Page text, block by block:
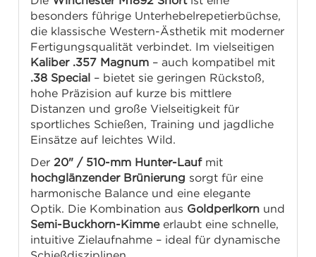
besonders führige Unterhebelrepetierbüchse,
die klassische Western-Ästhetik mit moderner
Fertigungsqualität verbindet. Im vielseitigen
Kaliber .357 Magnum – auch kompatibel mit
.38 Special – bietet sie geringen Rückstoß,
hohe Präzision auf kurze bis mittlere
Distanzen und große Vielseitigkeit für
sportliches Schießen, Training und jagdliche
Einsätze auf leichtes Wild.
Der20" / 510-mm Hunter-Laufmit
hochglänzender Brünierung sorgt für eine
harmonische Balance und eine elegante
Optik. Die Kombination aus Goldperlkorn und
Semi-Buckhorn-Kimmeerlaubt eine schnelle,
intuitive Zielaufnahme – ideal für dynamische